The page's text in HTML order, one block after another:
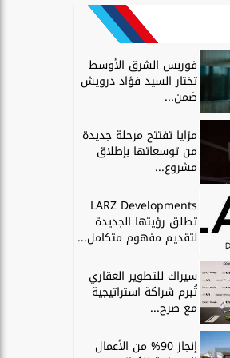
فوربس الشرق الأوسط
تختار السيد فؤاد درويش
ضمن...
مزايا تفتتح مرحلة جديدة
من توسعاتها بإطلاق
مشروع...
LARZ Developments
تطلق رؤيتها الجديدة
لتقديم مفهوم متكامل...
سيراك للتطوير العقاري
تُبرم شراكة استراتيجية
مع صرح...
إنجاز 90% من الأعمال